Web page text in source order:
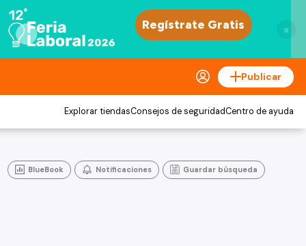
×
Publicar
Explorar tiendasConsejos de seguridadCentro de ayuda
BlueBook Notificaciones Guardar búsqueda